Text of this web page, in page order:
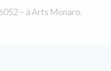
– à Arts Monaro.